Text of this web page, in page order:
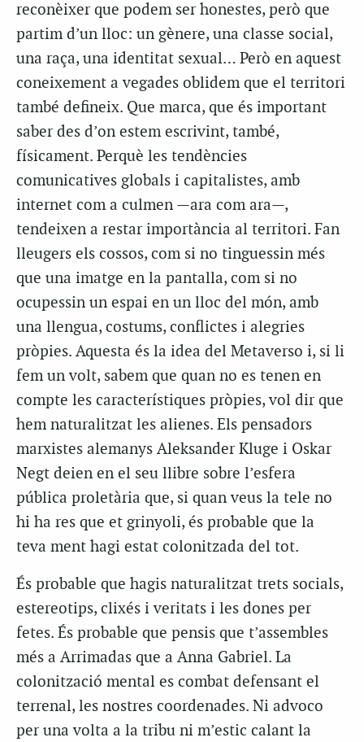
reconèixer que podem ser honestes, però que
partim d’un lloc: un gènere, una classe social,
una raça, una identitat sexual… Però en aquest
coneixement a vegades oblidem que el territori
també defineix. Que marca, que és important
saber des d’on estem escrivint, també,
físicament. Perquè les tendències
comunicatives globals i capitalistes, amb
internet com a culmen —ara com ara—,
tendeixen a restar importància al territori. Fan
lleugers els cossos, com si no tinguessin més
que una imatge en la pantalla, com si no
ocupessin un espai en un lloc del món, amb
una llengua, costums, conflictes i alegries
pròpies. Aquesta és la idea del Metaverso i, si li
fem un volt, sabem que quan no es tenen en
compte les característiques pròpies, vol dir que
hem naturalitzat les alienes. Els pensadors
marxistes alemanys Aleksander Kluge i Oskar
Negt deien en el seu llibre sobre l’esfera
pública proletària que, si quan veus la tele no
hi ha res que et grinyoli, és probable que la
teva ment hagi estat colonitzada del tot.
És probable que hagis naturalitzat trets socials,
estereotips, clixés i veritats i les dones per
fetes. És probable que pensis que t’assembles
més a Arrimadas que a Anna Gabriel. La
colonització mental es combat defensant el
terrenal, les nostres coordenades. Ni advoco
per una volta a la tribu ni m’estic calant la